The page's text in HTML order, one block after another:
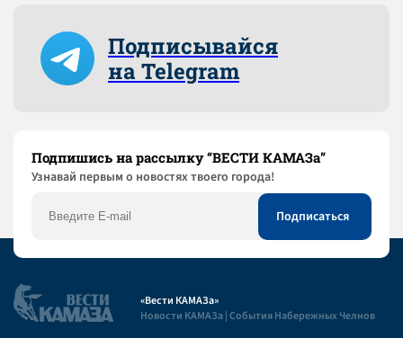
Подписывайся
на Telegram
Подпишись на рассылку “ВЕСТИ КАМАЗа”
Узнaвай первым о новостях твоего города!
«Вести КАМАЗа»
Новости КАМАЗа | События Набережных Челнов